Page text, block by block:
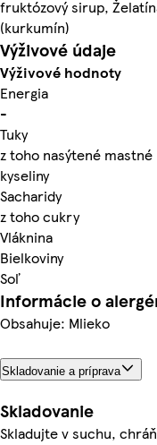
fruktózový sirup,
(kurkumín)
Výživové údaje
Výživové hodnoty
Energia
-
Tuky
z toho nasýtené mastné
kyseliny
Sacharidy
z toho cukry
Vláknina
Bielkoviny
Soľ
Informácie o
Obsahuje: Mlieko
Skladovanie a príprava
Skladovanie
Skladujte v suchu,